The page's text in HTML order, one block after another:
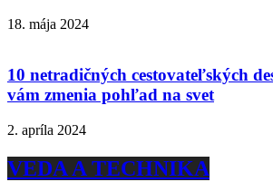
18. mája 2024
10 netradičných cestovateľských
vám zmenia pohľad na svet
2. apríla 2024
VEDA A TECHNIKA